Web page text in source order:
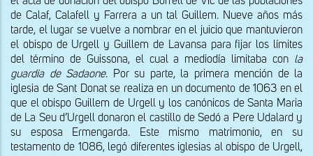
de Calaf, Calafell y Farrera a un tal Guillem. Nueve años más
tarde, el lugar se vuelve a nombrar en el juicio que mantuvieron
el obispo de Urgell y Guillem de Lavansa para fijar los límites
del término de Guissona, el cual a mediodía limitaba con la
guardia de Sadaone. Por su parte, la primera mención de la
iglesia de Sant Donat se realiza en un documento de 1063 en el
que el obispo Guillem de Urgell y los canónicos de Santa Maria
de La Seu d’Urgell donaron el castillo de Sedó a Pere Udalard y
su esposa Ermengarda. Este mismo matrimonio, en su
testamento de 1086, legó diferentes iglesias al obispo de Urgell,